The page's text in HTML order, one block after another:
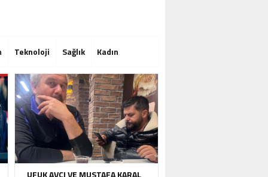
Not Alıyor
Teknoloji Sağlık Kadın
UFUK AVCI VE MUSTAFA KARAL